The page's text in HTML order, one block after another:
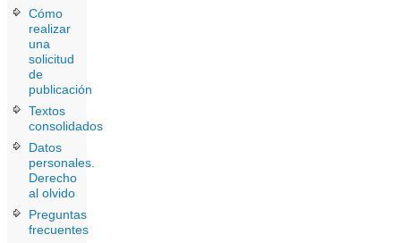
Cómo
realizar
una
solicitud
de
publicación
Textos
consolidados
Datos
personales.
Derecho
al olvido
Preguntas
frecuentes